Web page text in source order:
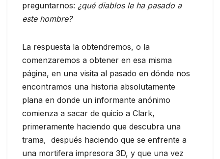
preguntarnos: ¿qué diablos le ha pasado a
este hombre?
La respuesta la obtendremos, o la
comenzaremos a obtener en esa misma
página, en una visita al pasado en dónde nos
encontramos una historia absolutamente
plana en donde un informante anónimo
comienza a sacar de quicio a Clark,
primeramente haciendo que descubra una
trama, después haciendo que se enfrente a
una mortifera impresora 3D, y que una vez